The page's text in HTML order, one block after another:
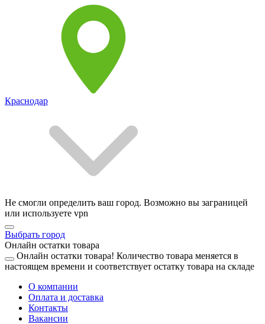
Краснодар
Не смогли определить ваш город. Возможно вы заграницей
или используете vpn
Выбрать город
Онлайн остатки товара
Онлайн остатки товара! Количество товара меняется в
настоящем времени и соответствует остатку товара на складе
О компании
Оплата и доставка
Контакты
Вакансии